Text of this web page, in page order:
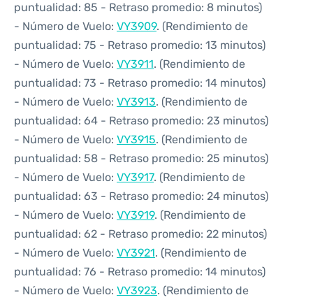
puntualidad: 85 - Retraso promedio: 8 minutos)
- Número de Vuelo: VY3909. (Rendimiento de
puntualidad: 75 - Retraso promedio: 13 minutos)
- Número de Vuelo: VY3911. (Rendimiento de
puntualidad: 73 - Retraso promedio: 14 minutos)
- Número de Vuelo: VY3913. (Rendimiento de
puntualidad: 64 - Retraso promedio: 23 minutos)
- Número de Vuelo: VY3915. (Rendimiento de
puntualidad: 58 - Retraso promedio: 25 minutos)
- Número de Vuelo: VY3917. (Rendimiento de
puntualidad: 63 - Retraso promedio: 24 minutos)
- Número de Vuelo: VY3919. (Rendimiento de
puntualidad: 62 - Retraso promedio: 22 minutos)
- Número de Vuelo: VY3921. (Rendimiento de
puntualidad: 76 - Retraso promedio: 14 minutos)
- Número de Vuelo: VY3923. (Rendimiento de